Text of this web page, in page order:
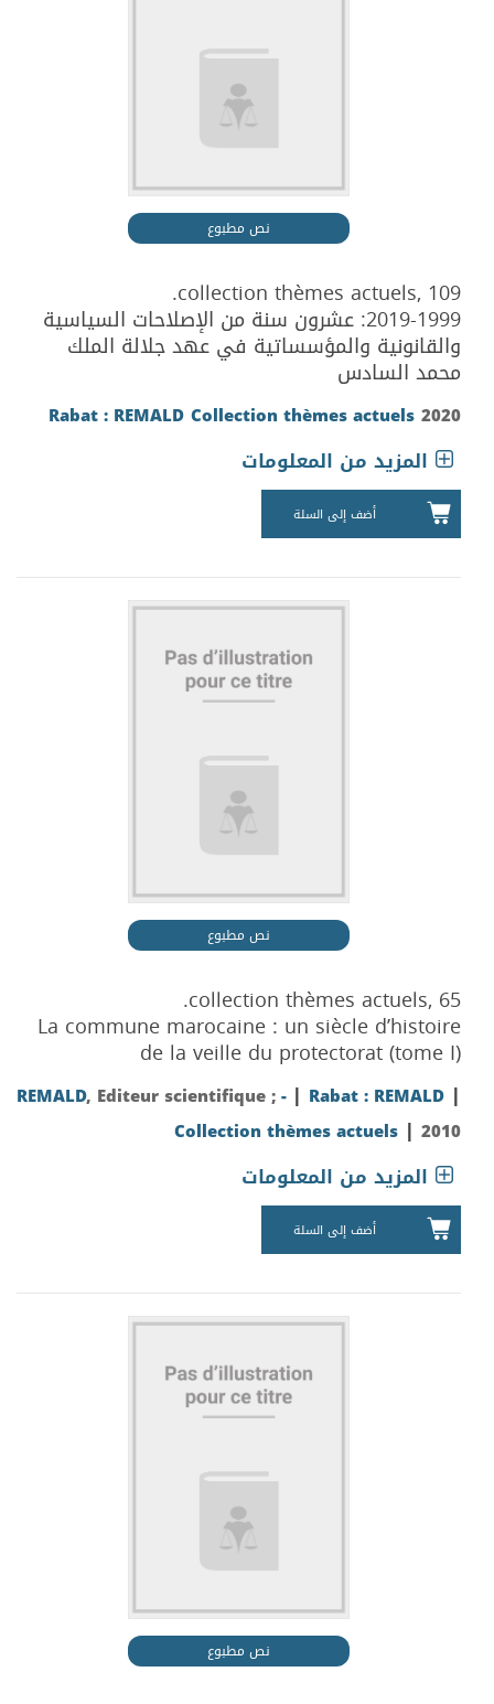
نص مطبوع
collection thèmes actuels, 109.
2019-1999: عشرون سنة من الإصلاحات السياسية
والقانونية والمؤسساتية في عهد جلالة الملك
محمد السادس
Rabat : REMALD Collection thèmes actuels 2020
المزيد من المعلومات
أضف إلى السلة
نص مطبوع
collection thèmes actuels, 65.
La commune marocaine : un siècle d’histoire
de la veille du protectorat (tome I)
REMALD, Editeur scientifique ;- | Rabat : REMALD |
Collection thèmes actuels | 2010
المزيد من المعلومات
أضف إلى السلة
نص مطبوع